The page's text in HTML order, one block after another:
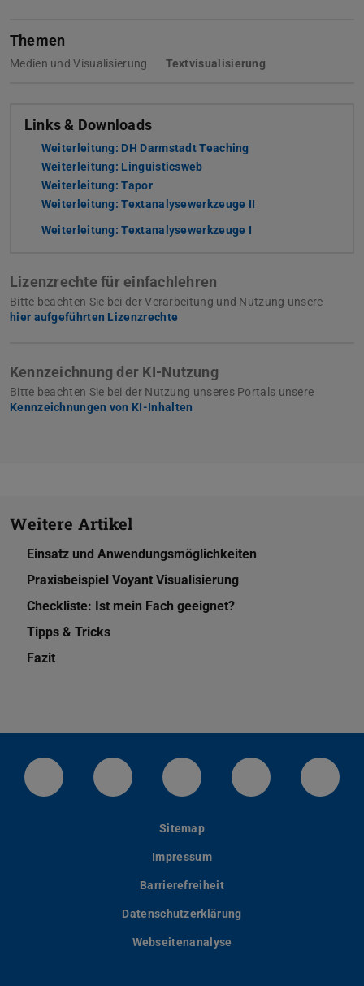
Themen
Medien und Visualisierung Textvisualisierung
Links & Downloads
Weiterleitung: DH Darmstadt Teaching
Weiterleitung: Linguisticsweb
Weiterleitung: Tapor
Weiterleitung: Textanalysewerkzeuge II
Weiterleitung: Textanalysewerkzeuge I
Lizenzrechte für einfachlehren
Bitte beachten Sie bei der Verarbeitung und Nutzung unsere
hier aufgeführten Lizenzrechte
Kennzeichnung der KI-Nutzung
Bitte beachten Sie bei der Nutzung unseres Portals unsere
Kennzeichnungen von KI-Inhalten
Weitere Artikel
Einsatz und Anwendungsmöglichkeiten
Praxisbeispiel Voyant Visualisierung
Checkliste: Ist mein Fach geeignet?
Tipps & Tricks
Fazit
LinkedIn-Seite der TU Darmstadt
Instagram-Kanal der TU
Bluesky-Kanal der TU
Facebook-
Sitemap
Impressum
Barrierefreiheit
Datenschutzerklärung
Webseitenanalyse